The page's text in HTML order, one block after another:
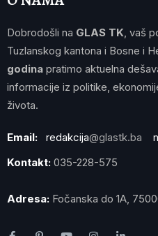
Dobrodošli na GLAS TK , vaš
Tuzlanskog kantona i Bosne i
godina pratimo aktuelna
informacije iz politike,
života.
Email: redakcija@glastk.ba
Kontakt: 035-228-575
Adresa: Fočanska do 1A,